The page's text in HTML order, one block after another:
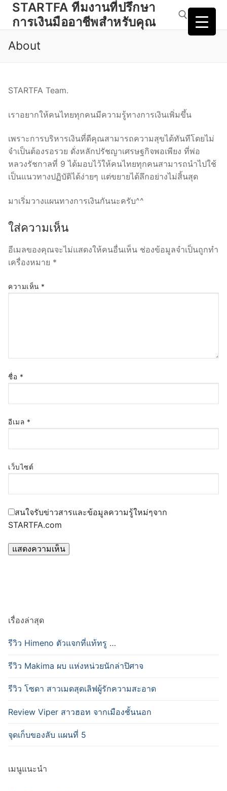
SkipSTARTFA ทีมงานที่ปรึกษา
การเงินมืออาชีพสำหรับคุณ
About
STARTFA Team.
เราอยากให้คนไทยทุกคนมีความรู้ทางการเงินเพิ่มขึ้น
เพราะการบริหารเงินที่ดีคุณสามารถความสุขได้ทันทีโดยไม่
จำเป็นต้องรอรวย ดั่งหลักปรัชญาเศรษฐกิจพอเพียง ที่พ่อ
หลวงรัชกาลที่ 9 ได้มอบไว้ให้คนไทยทุกคนสามารถนำไปใช้
เป็นแนวทางปฏิบัติได้ง่ายๆ แต่ขยายได้ลึกอย่างไม่สิ้นสุด
มาเริ่มวางแผนทางการเงินกันนะครับ^^
ใส่ความเห็น
อีเมลของคุณจะไม่แสดงให้คนอื่นเห็น ช่องข้อมูลจำเป็นถูกทำ
เครื่องหมาย *
ความเห็น *
ชื่อ *
อีเมล *
เว็บไซต์
สนใจรับข่าวสารและข้อมูลความรู้ใหม่ๆจาก
STARTFA.com
เรื่องล่าสุด
รีวิว Himeno ตัวแจกที่แท้ทรู …
รีวิว Makima ผบ แห่งหน่วยนักล่าปิศาจ
รีวิว โซดา สาวเมดสุดเลิฟผู้รักความสะอาด
Review Viper สาวฮอท จากเมืองชั้นนอก
จุดเก็บของลับ แผนที่ 5
เมนูแนะนำ